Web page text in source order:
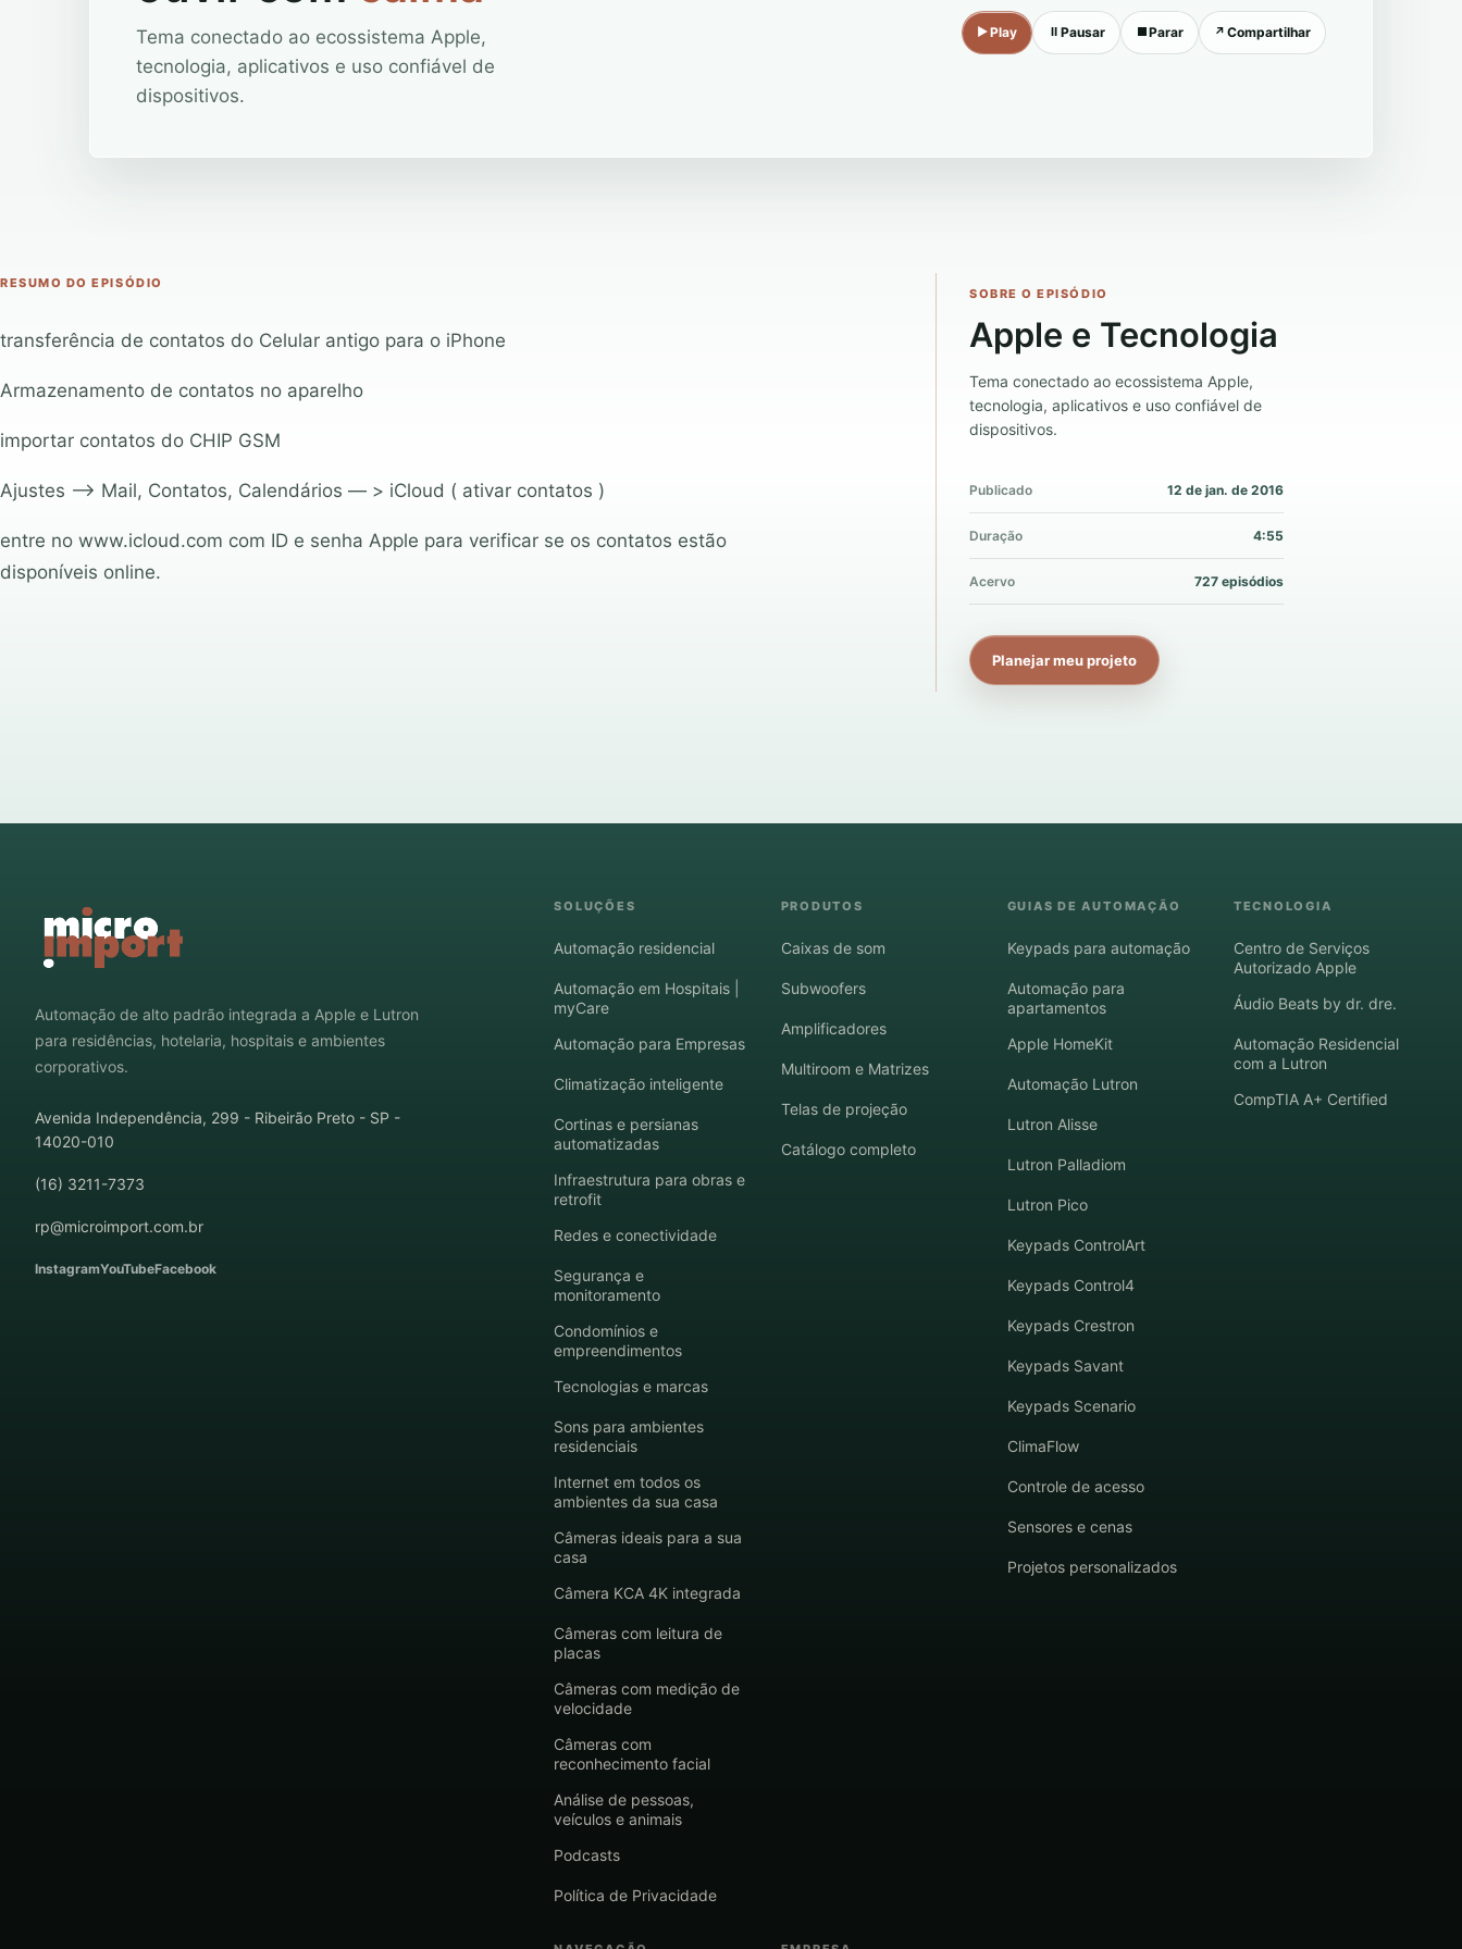
Tema conectado ao ecossistema Apple,
tecnologia, aplicativos e uso confiável de
dispositivos.
▶Play Ⅱ Pausar ■Parar ↗ Compartilhar
RESUMO DO EPISÓDIO
transferência de contatos do Celular antigo para o iPhone
Armazenamento de contatos no aparelho
importar contatos do CHIP GSM
Ajustes –> Mail, Contatos, Calendários — > iCloud ( ativar contatos )
entre no www.icloud.com com ID e senha Apple para verificar se os contatos estão
disponíveis online.
SOBRE O EPISÓDIO
Apple e Tecnologia
Tema conectado ao ecossistema Apple,
tecnologia, aplicativos e uso confiável de
dispositivos.
Publicado 12 de jan. de 2016
Duração 4:55
Acervo 727 episódios
Planejar meu projeto
Automação de alto padrão integrada a Apple e Lutron
para residências, hotelaria, hospitais e ambientes
corporativos.
Avenida Independência, 299 - Ribeirão Preto - SP -
14020-010
(16) 3211-7373
rp@microimport.com.br
InstagramYouTubeFacebook
SOLUÇÕES
Automação residencial
Automação em Hospitais |
myCare
Automação para Empresas
Climatização inteligente
Cortinas e persianas
automatizadas
Infraestrutura para obras e
retrofit
Redes e conectividade
Segurança e
monitoramento
Condomínios e
empreendimentos
Tecnologias e marcas
Sons para ambientes
residenciais
Internet em todos os
ambientes da sua casa
Câmeras ideais para a sua
casa
Câmera KCA 4K integrada
Câmeras com leitura de
placas
Câmeras com medição de
velocidade
Câmeras com
reconhecimento facial
Análise de pessoas,
veículos e animais
Podcasts
Política de Privacidade
PRODUTOS
Caixas de som
Subwoofers
Amplificadores
Multiroom e Matrizes
Telas de projeção
Catálogo completo
GUIAS DE AUTOMAÇÃO
Keypads para automação
Automação para
apartamentos
Apple HomeKit
Automação Lutron
Lutron Alisse
Lutron Palladiom
Lutron Pico
Keypads ControlArt
Keypads Control4
Keypads Crestron
Keypads Savant
Keypads Scenario
ClimaFlow
Controle de acesso
Sensores e cenas
Projetos personalizados
TECNOLOGIA
Centro de Serviços
Autorizado Apple
Áudio Beats by dr. dre.
Automação Residencial
com a Lutron
CompTIA A+ Certified